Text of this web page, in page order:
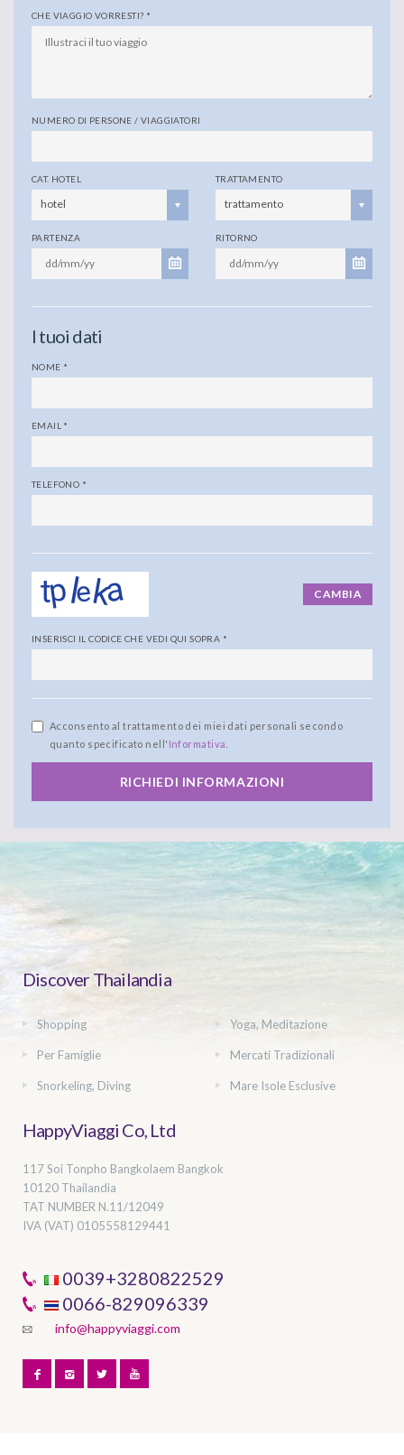
CHE VIAGGIO VORRESTI? *
NUMERO DI PERSONE / VIAGGIATORI
CAT. HOTEL
hotel
TRATTAMENTO
trattamento
PARTENZA RITORNO
I tuoi dati
NOME *
EMAIL *
TELEFONO *
CAMBIA
INSERISCI IL CODICE CHE VEDI QUI SOPRA *
Acconsento al trattamento dei miei dati personali secondo
quanto specificato nell' Informativa
RICHIEDI INFORMAZIONI
Discover Thailandia
Shopping Yoga, Meditazione
Per Famiglie Mercati Tradizionali
Snorkeling, Diving Mare Isole Esclusive
HappyViaggi Co, Ltd
117 Soi Tonpho Bangkolaem Bangkok
10120 Thailandia
TAT NUMBER N.11/12049
IVA (VAT) 0105558129441
0039+3280822529
0066-829096339
info@happyviaggi.com